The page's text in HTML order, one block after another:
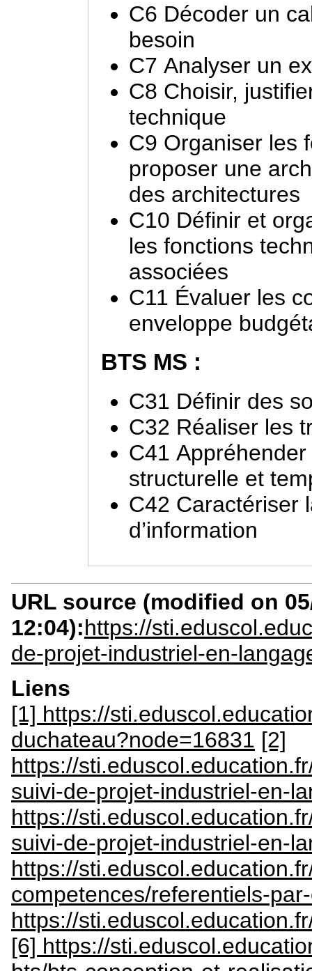
C6 Décoder un
besoin
C7 Analyser un
C8 Choisir,
technique
C9 Organiser les
proposer une
des architectures
C10 Définir et
les fonctions
associées
C11 Évaluer les
enveloppe
BTS MS :
C31 Définir des
C32 Réaliser les
C41
structurelle et
C42 Caractériser
d’information
URL source (modified on
12:04):https://
de-projet-industriel-en-
Liens
[1] https://
duchateau?node=16831 [2]
https://
suivi-de-projet-industriel-en-
https://
suivi-de-projet-industriel-en-
https://
competences/referentiels-
https://
[6] https://